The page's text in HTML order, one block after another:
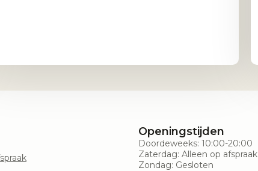
Openingstijden
Doordeweeks: 10:00-20:00
Zaterdag: Alleen op afspraak
Zondag: Gesloten